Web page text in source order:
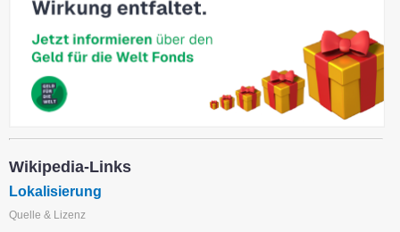
Wikipedia-Links
Lokalisierung
Quelle & Lizenz